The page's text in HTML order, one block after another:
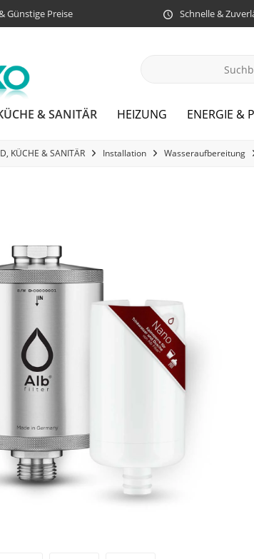
Günstige Preise Schnelle &
& SANITÄR HEIZUNG ENERGIE &
KÜCHE & SANITÄR Installation Wasseraufbereitung